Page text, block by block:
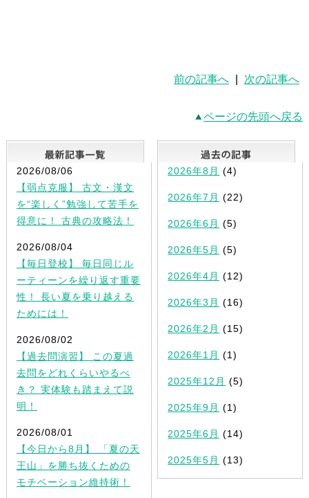
前の記事へ 次の記事へ
ページの先頭へ戻る
最新記事一覧
2026/08/06
【弱点克服】 古文・漢文
を“楽しく”勉強して苦手を
得意に！ 古典の攻略法！
2026/08/04
【毎日登校】 毎日同じル
ーティーンを繰り返す重要
性！ 長い夏を乗り越える
ためには！
2026/08/02
【過去問演習】 この夏過
去問をどれくらいやるべ
き？ 実体験も踏まえて説
明！
2026/08/01
【今日から8月】 「夏の天
王山」を勝ち抜くための
モチベーション維持術！
2026年8月 (4)
2026年7月 (22)
2026年6月 (5)
2026年5月 (5)
2026年4月 (12)
2026年3月 (16)
2026年2月 (15)
2026年1月 (1)
2025年12月 (5)
2025年9月 (1)
2025年6月 (14)
2025年5月 (13)